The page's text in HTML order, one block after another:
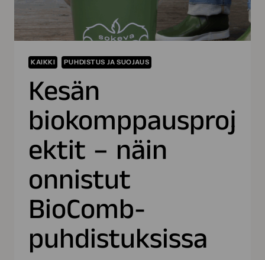
KAIKKI PUHDISTUS JA SUOJAUS
Kesän
biokomppausproj
ektit – näin
onnistut
BioComb-
puhdistuksissa